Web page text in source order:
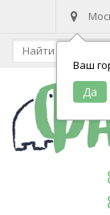
Ваш